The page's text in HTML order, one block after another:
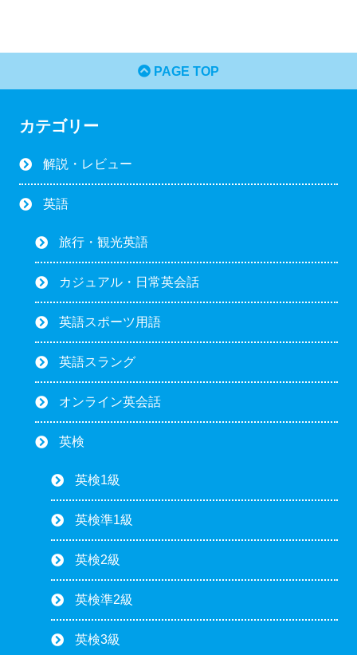
PAGE TOP
カテゴリー
解説・レビュー
英語
旅行・観光英語
カジュアル・日常英会話
英語スポーツ用語
英語スラング
オンライン英会話
英検
英検1級
英検準1級
英検2級
英検準2級
英検3級